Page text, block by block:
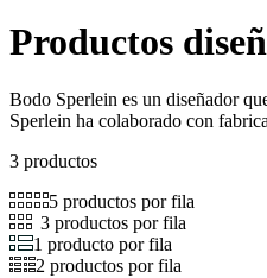
Productos
Bodo Sperlein es un diseñador
Sperlein ha colaborado con
3 productos
5 productos por fila
3 productos por fila
1 producto por fila
2 productos por fila